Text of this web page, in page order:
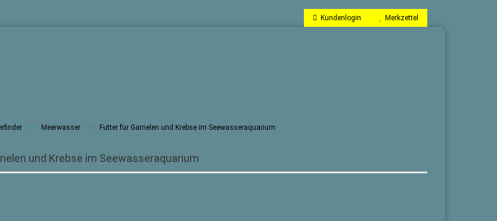
Kundenlogin Merkzettel
» Meerwasser » Futter für Garnelen und Krebse im Seewasseraquarium
und Krebse im Seewasseraquarium